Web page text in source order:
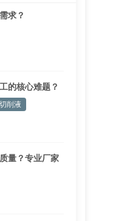
求？
的核心难题？
削液
量？专业厂家